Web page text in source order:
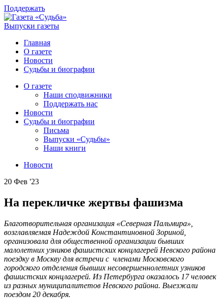
Поддержать
Выпуски газеты
Главная
О газете
Новости
Судьбы и биографии
О газете
Наши сподвижники
Поддержать нас
Новости
Судьбы и биографии
Письма
Выпуски «Судьбы»
Наши книги
Новости
20 Фев '23
На перекличке жертвы фашизма
Благотворительная организация «Северная Пальмира»,
возглавляемая Надеждой Константиновной Зориной,
организовала для общественной организации бывших
малолетних узников фашистских концлагерей Невского района
поездку в Москву для встречи с членами Московского
городского отделения бывших несовершеннолетних узников
фашистских концлагерей. Из Петербурга оказалось 17 человек
из разных муниципалитетов Невского района. Выезжали
поездом 20 декабря.